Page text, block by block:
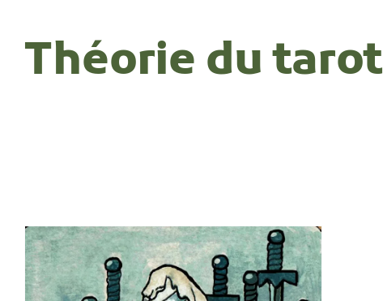
Théorie du tarot